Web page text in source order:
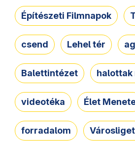
Építészeti Filmnapok
csend Lehel tér
Balettintézet halottak
videotéka Élet
forradalom